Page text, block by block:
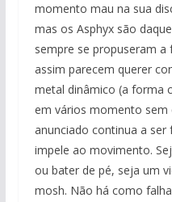
momento mau na sua
mas os Asphyx são
sempre se propuseram a
assim parecem querer
metal dinâmico (a forma
em vários momento sem
anunciado continua a
impele ao movimento.
ou bater de pé, seja um
mosh. Não há como